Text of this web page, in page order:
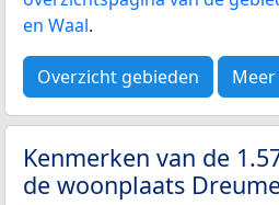
en Waal.
Overzicht gebieden Meer
Kenmerken van de
de woonplaats